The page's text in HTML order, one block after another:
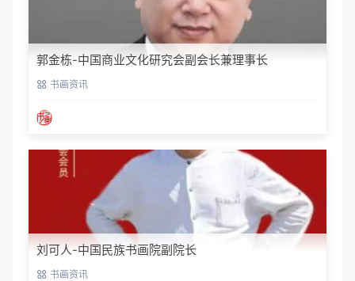
郭金栋-中国商业文化研究会副会长兼理事长
书画资讯
刘可人-中国民族书画院副院长
书画资讯